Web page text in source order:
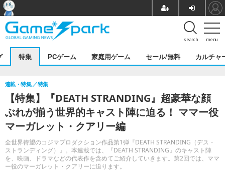
menu
search
特集 PCゲーム 家庭用ゲーム セール/無料 カルチャ
【特集】『DEATH STRANDING』超豪華な顔
ぶれが揃う世界的キャスト陣に迫る！ ママー役
マーガレット・クアリー編
全世界待望のコジマプロダクション作品第1弾『DEATH STRANDING（デス・
ストランディング）』。本連載では、『DEATH STRANDING』のキャスト陣
を、映画、ドラマなどの代表作を含めてご紹介していきます。第2回では、ママ
ー役のマーガレット・クアリーに迫ります。
連載・特集 特集